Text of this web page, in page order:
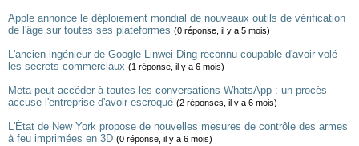
Apple annonce le déploiement mondial de nouveaux outils de vérification
de l'âge sur toutes ses plateformes (0 réponse, il y a 5 mois)
L'ancien ingénieur de Google Linwei Ding reconnu coupable d'avoir volé
les secrets commerciaux (1 réponse, il y a 6 mois)
Meta peut accéder à toutes les conversations WhatsApp : un procès
accuse l'entreprise d'avoir escroqué (2 réponses, il y a 6 mois)
L'État de New York propose de nouvelles mesures de contrôle des armes
à feu imprimées en 3D (0 réponse, il y a 6 mois)